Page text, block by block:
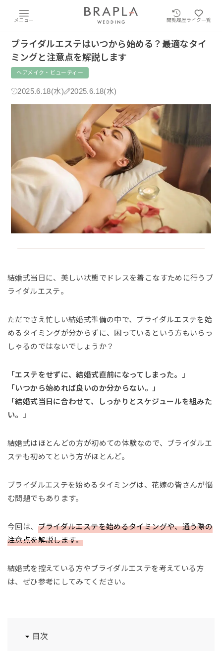
メニュー 閲覧履歴ライク一覧
ブライダルエステはいつから始める？最適なタイ
ミングと注意点を解説します
ヘアメイク・ビューティー
2025.6.18(水) 2025.6.18(水)
結婚式当日に、美しい状態でドレスを着こなすために行うブ
ライダルエステ。
ただでさえ忙しい結婚式準備の中で、ブライダルエステを始
めるタイミングが分からずに、困っているという方もいらっ
しゃるのではないでしょうか？
「エステをせずに、結婚式直前になってしまった。」
「いつから始めれば良いのか分からない。」
「結婚式当日に合わせて、しっかりとスケジュールを組みた
い。」
結婚式はほとんどの方が初めての体験なので、ブライダルエ
ステも初めてという方がほとんど。
ブライダルエステを始めるタイミングは、花嫁の皆さんが悩
む問題でもあります。
今回は、 ブライダルエステを始めるタイミングや、通う際の
注意点を解説します。
結婚式を控えている方やブライダルエステを考えている方
は、ぜひ参考にしてみてください。
目次